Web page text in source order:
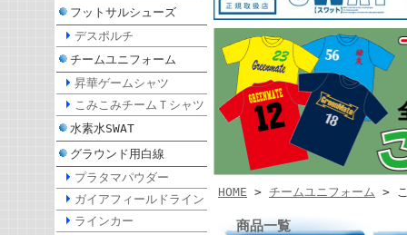
フットサルシューズ
デスポルチ
チームユニフォーム
昇華ゲームシャツ
こみこみチームＴシャツ
水素水SWAT
グラウンド用白線
プラタマパウダー
ガイアフィールドライン
ラインカー
HOME > チームユニフォーム >
商品一覧